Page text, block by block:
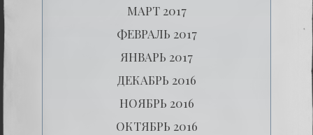
МАРТ 2017
ФЕВРАЛЬ 2017
ЯНВАРЬ 2017
ДЕКАБРЬ 2016
НОЯБРЬ 2016
ОКТЯБРЬ 2016